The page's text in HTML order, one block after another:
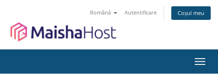
Română Autentificare Coșul meu